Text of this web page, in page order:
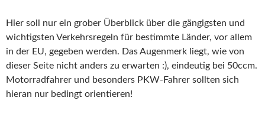
Hier soll nur ein grober Überblick über die gängigsten und
wichtigsten Verkehrsregeln für bestimmte Länder, vor allem
in der EU, gegeben werden. Das Augenmerk liegt, wie von
dieser Seite nicht anders zu erwarten :), eindeutig bei 50ccm.
Motorradfahrer und besonders PKW-Fahrer sollten sich
hieran nur bedingt orientieren!